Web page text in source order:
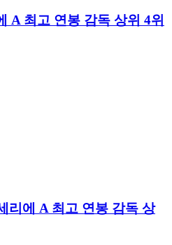
A 최고 연봉 감독 상위 4위
리에 A 최고 연봉 감독 상